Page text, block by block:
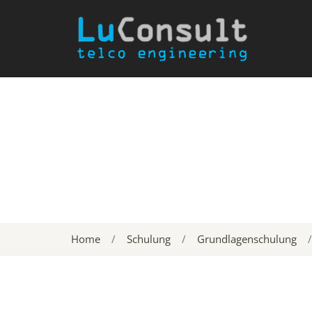
Home / Schulung / Grundlagenschulung /